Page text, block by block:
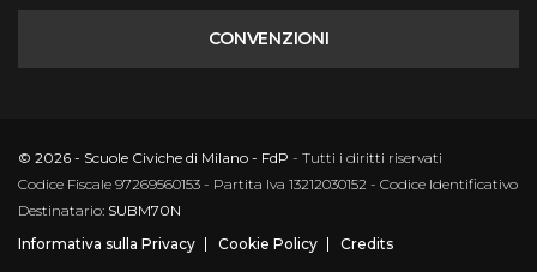
CONVENZIONI
© 2026 - Scuole Civiche di Milano - FdP - Tutti i diritti riservati
Codice Fiscale 97269560153 - Partita Iva 13212030152 - Codice Identificativo
Destinatario: SUBM70N
Informativa sulla Privacy
Cookie Policy Credits